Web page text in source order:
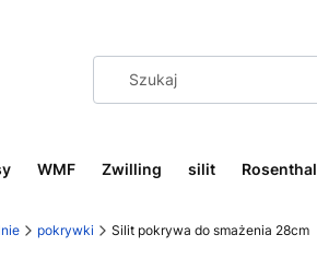
WMF Zwilling silit
pokrywki Silit pokrywa do smażenia 28cm